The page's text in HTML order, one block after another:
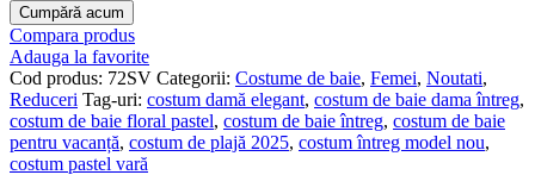
Cumpără acum
Compara produs
Adauga la favorite
Cod produs: 72SV Categorii: Costume de baie, Femei, Noutati,
Reduceri Tag-uri: costum damă elegant, costum de baie dama întreg,
costum de baie floral pastel, costum de baie întreg, costum de baie
pentru vacanță, costum de plajă 2025, costum întreg model nou,
costum pastel vară